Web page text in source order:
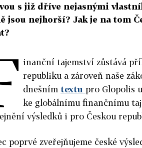
s již dříve nejasnými
jsou nejhorší? Jak je na tom
inanční tajemství zůstává
republiku a zároveň naše
dnešním textu pro Glopolis
ke globálnímu finančnímu
výsledků i pro Českou
poprvé zveřejňujeme české